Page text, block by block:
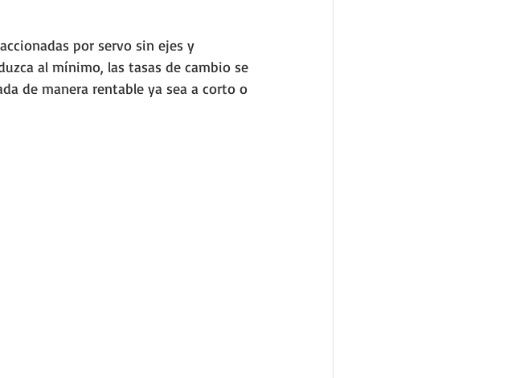
por servo sin ejes y
al mínimo, las tasas de cambio se
de manera rentable ya sea a corto o